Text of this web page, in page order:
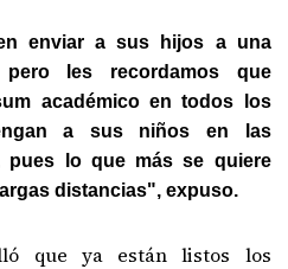
enviar a sus hijos a una
les recordamos que
académico en todos los
a sus niños en las
pues lo que más se quiere
distancias", expuso.
que ya están listos los